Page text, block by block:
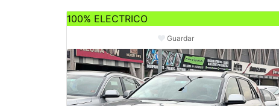
100% ELECTRICO
Guardar